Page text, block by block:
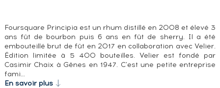
Foursquare Principia est un rhum distillé en 2008 et élevé 3
ans fût de bourbon puis 6 ans en fût de sherry. Il a été
embouteillé brut de fût en 2017 en collaboration avec Velier.
Édition limitée à 5 400 bouteilles. Velier est fondé par
Casimir Chaix à Gênes en 1947. C'est une petite entreprise
fami…
En savoir plus